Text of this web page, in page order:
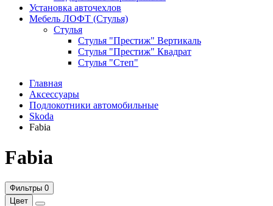
Установка авточехлов
Мебель ЛОФТ (Стулья)
Стулья
Стулья "Престиж" Вертикаль
Стулья "Престиж" Квадрат
Стулья "Степ"
Главная
Аксессуары
Подлокотники автомобильные
Skoda
Fabia
Fabia
Фильтры 0
Цвет